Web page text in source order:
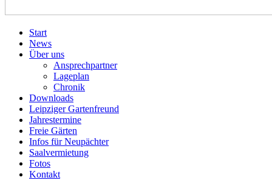
Start
News
Über uns
Ansprechpartner
Lageplan
Chronik
Downloads
Leipziger Gartenfreund
Jahrestermine
Freie Gärten
Infos für Neupächter
Saalvermietung
Fotos
Kontakt